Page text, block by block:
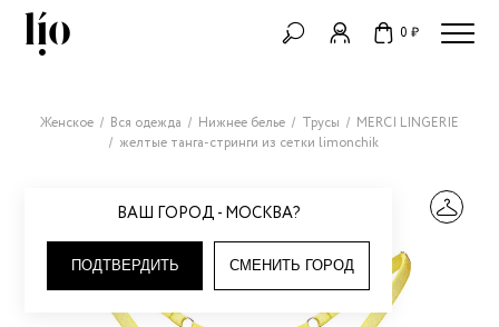
0 ₽
ВАШ ГОРОД - МОСКВА?
ПОДТВЕРДИТЬ СМЕНИТЬ ГОРОД
Женское Вся одежда Нижнее белье Трусы
MERCI LINGERIE
желтые танга-стринги из сетки limonchik